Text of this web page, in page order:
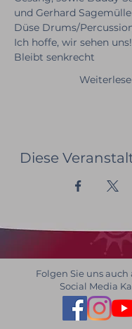
und Gerhard
Düse Drums/
Ich hoffe, wir sehen uns!
Bleibt senkrecht
Diese
Folgen Sie uns auch
Social Media